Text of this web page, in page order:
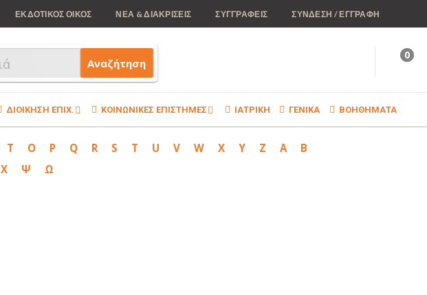
ΕΚΔΟΤΙΚΟΣ ΟΙΚΟΣ ΝΕΑ & ΔΙΑΚΡΙΣΕΙΣ ΣΥΓΓΡΑΦΕΙΣ ΣΥΝΔΕΣΗ / ΕΓΓΡΑΦΗ
Αναζήτηση
0
ΔΙΟΙΚΗΣΗ ΕΠΙΧ. ΚΟΙΝΩΝΙΚΕΣ ΕΠΙΣΤΗΜΕΣ ΙΑΤΡΙΚΗ ΓΕΝΙΚΑ ΒΟΗΘΗΜΑΤΑ
T O P Q R S T U V W X Y Z Α
Β
Χ Ψ Ω